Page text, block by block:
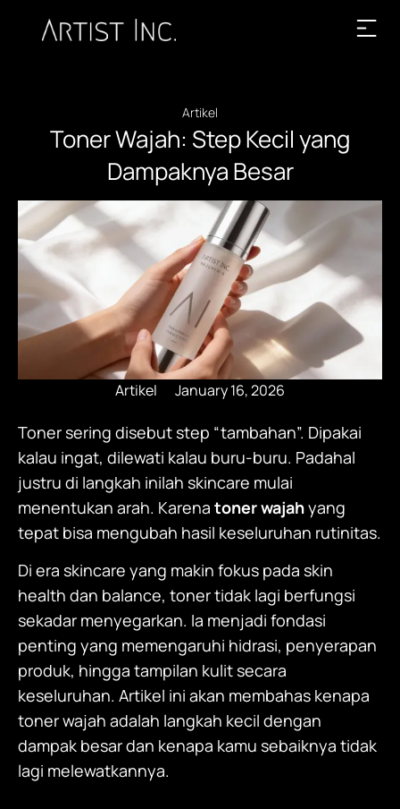
Artikel
Toner Wajah: Step Kecil yang
Dampaknya Besar
Artikel January 16, 2026
Toner sering disebut step “tambahan”. Dipakai
kalau ingat, dilewati kalau buru-buru. Padahal
justru di langkah inilah skincare mulai
menentukan arah. Karena toner wajahyang
tepat bisa mengubah hasil keseluruhan rutinitas.
Di era skincare yang makin fokus pada skin
health dan balance, toner tidak lagi berfungsi
sekadar menyegarkan. Ia menjadi fondasi
penting yang memengaruhi hidrasi, penyerapan
produk, hingga tampilan kulit secara
keseluruhan. Artikel ini akan membahas kenapa
toner wajah adalah langkah kecil dengan
dampak besar dan kenapa kamu sebaiknya tidak
lagi melewatkannya.